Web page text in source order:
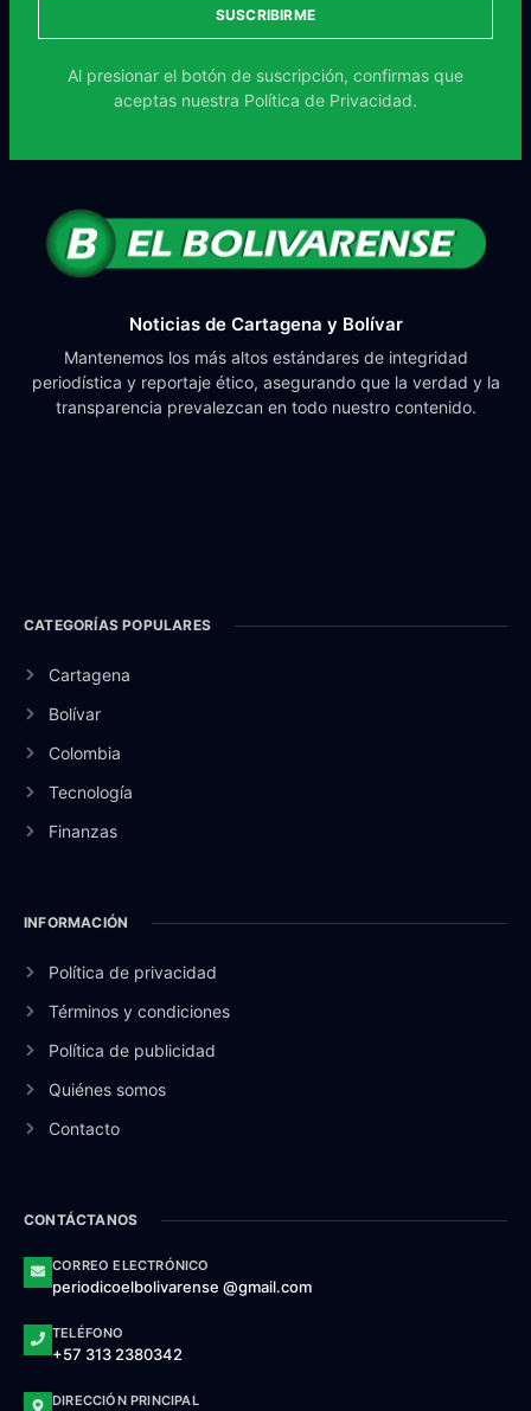
SUSCRIBIRME
Al presionar el botón de suscripción, confirmas que
aceptas nuestra Política de Privacidad.
Noticias de Cartagena y Bolívar
Mantenemos los más altos estándares de integridad
periodística y reportaje ético, asegurando que la verdad y la
transparencia prevalezcan en todo nuestro contenido.
CATEGORÍAS POPULARES
Cartagena
Bolívar
Colombia
Tecnología
Finanzas
INFORMACIÓN
Política de privacidad
Términos y condiciones
Política de publicidad
Quiénes somos
Contacto
CONTÁCTANOS
CORREO ELECTRÓNICO
periodicoelbolivarense @gmail.com
TELÉFONO
+57 313 2380342
DIRECCIÓN PRINCIPAL